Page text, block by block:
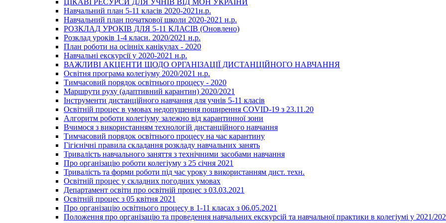
ЦІКАВІ РЕСУРСИ ДЛЯ УЧНІВ ВІД МОН УКРАЇНИ
Навчальний план 5-11 класів 2020-2021н.р.
Навчальний план початкової школи 2020-2021 н.р.
РОЗКЛАД УРОКІВ ДЛЯ 5-11 КЛАСІВ (Оновлено)
Розклад уроків 1-4 класи. 2020/2021 н.р.
План роботи на осінніх канікулах - 2020
Навчальні екскурсії у 2020-2021 н.р.
ВАЖЛИВІ АКЦЕНТИ ЩОДО ОРГАНІЗАЦІЇ ДИСТАНЦІЙНОГО НАВЧАННЯ
Освітня програма колегіуму 2020/2021 н.р.
Тимчасовий порядок освітнього процесу - 2020
Маршрути руху (адаптивний карантин) 2020/2021
Інструменти дистанційного навчання для учнів 5-11 класів
Освітній процес в умовах недопущення поширення COVID-19 з 23.11.20
Алгоритм роботи колегіуму залежно від карантинної зони
Вчимося з використанням технологій дистанційного навчання
Тимчасовий порядок освітнього процесу на час карантину
Гігієнічні правила складання розкладу навчальних занять
Тривалість навчального заняття з технічними засобами навчання
Про організацію роботи колегіуму з 25 січня 2021
Тривалість та форми роботи під час уроку з використанням дист. техн.
Освітній процес у складних погодних умовах
Департамент освіти про освітній процес з 03.03.2021
Освітній процес з 05 квітня 2021
Про організацію освітнього процесу в 1-11 класах з 06.05.2021
Положення про організацію та проведення навчальних екскурсій та навчальної практики в колегіумі у 2021/